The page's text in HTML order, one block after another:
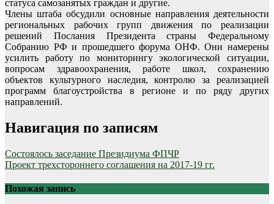
статуса самозанятых граждан и другие.
Члены штаба обсудили основные направления деятельности
региональных рабочих групп движения по реализации
решений Послания Президента страны Федеральному
Собранию РФ и прошедшего форума ОНФ. Они намерены
усилить работу по мониторингу экологической ситуации,
вопросам здравоохранения, работе школ, сохранению
объектов культурного наследия, контролю за реализацией
программ благоустройства в регионе и по ряду других
направлений.
Навигация по записям
Состоялось заседание Президиума ФПЧР
Проект трехстороннего соглашения на 2017-19 гг.
Похожая запись